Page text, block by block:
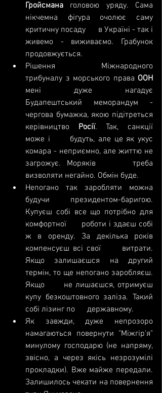
Гройсмана головою уряду. Сама
нікчемна фігура очолює саму
критичну посаду      в Україні - так і
живемо - виживаємо. Грабунок
продовжується.
Рішення Міжнародного
трибуналу з морського права ООН
мені дуже нагадує
Будапештський меморандум -
чергова бумажка, якою підітреться
керівництво Росії. Так, санкції
може і      будуть, але це як укус
комара - неприємно, але життю не
загрожує. Моряків      треба
визволяти негайно. Обмін буде.
Непогано так заробляти можна
будучи президентом-баригою.
Купуєш собі все що потрібно для
комфортної      роботи і здаєш собі
ж в оренду. За декілька років
компенсуєш всі свої      витрати.
Якщо залишаєшся на другий
термін, то ще непогано заробляєш.
Якщо      не лишаєшся, отримуєш
купу безкоштовного заліза. Такий
собі лізинг по      державному.
Як завжди, дуже непрозоро
намагаються повернути "Міжгір'я"
минулому господарю (не напряму,
звісно, а через якісь незрозумілі
прокладки). Вже майже передали.
Залишилось чекати на повернення